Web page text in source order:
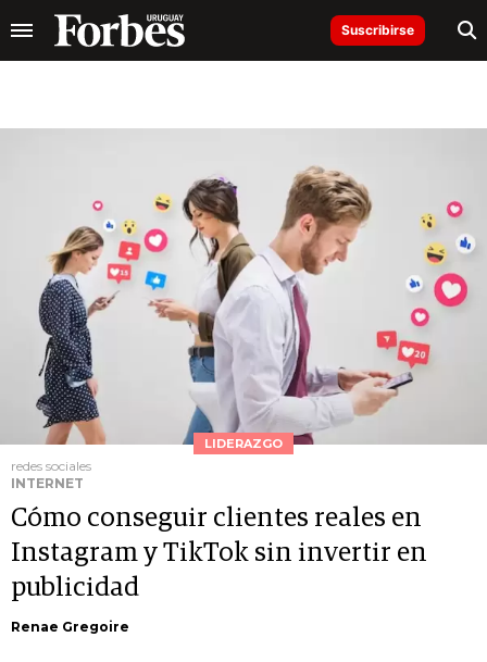
Suscribirse
LIDERAZGO
redes sociales
INTERNET
Cómo conseguir clientes reales en
Instagram y TikTok sin invertir en
publicidad
Renae Gregoire